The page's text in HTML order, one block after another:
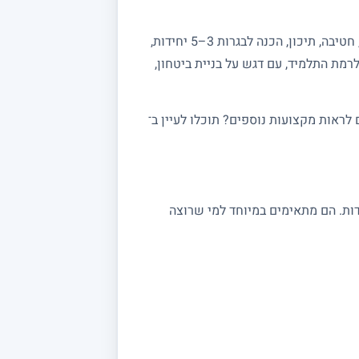
מחפשים מורה פרטי למתמטיקה? באתר מורה מורה תמצאו מורים מנוסים המלמדים מתמטיקה לכל הרמות: יסודי, חטיבה, תיכון, הכנה לבגרות 3–5 יחידות,
התלמיד, עם דגש על בניית ביטחון,
מקצועות נוספים? תוכלו לעיין ב־
מתאימים לתלמידי יסודי, חטיבה ותיכון, לסטודנטים ולמתכוננים לבגרות 3, 4 ו 5 יחידות. הם מתאימים במיוחד למי שרוצה